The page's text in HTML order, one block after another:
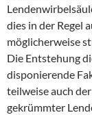
dies in der Regel
möglicherweise
Die Entstehung
disponierende
teilweise auch
gekrümmter